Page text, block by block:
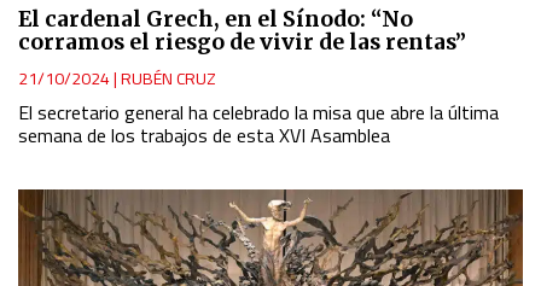
El cardenal Grech, en el Sínodo: “No
corramos el riesgo de vivir de las rentas”
21/10/2024|RUBÉN CRUZ
El secretario general ha celebrado la misa que abre la última
semana de los trabajos de esta XVI Asamblea